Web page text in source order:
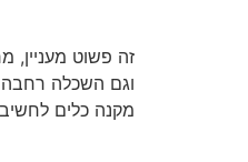
וגם השכלה
מקנה כלים